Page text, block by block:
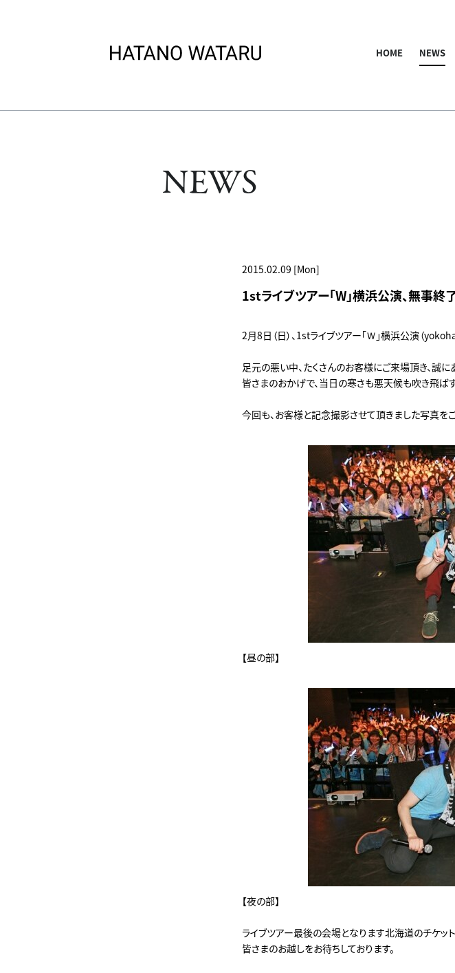
HOME NEWS
NEWS
2015.02.09 [Mon]
1stライブツアー「W」横浜公演、無事終
2月8日（日）、1stライブツアー「Ｗ」横浜公演（
足元の悪い中、たくさんのお客様にご来場頂き、誠に
皆さまのおかげで、当日の寒さも悪天候も吹き飛ばす
今回も、お客様と記念撮影させて頂きました写真を
【昼の部】
【夜の部】
ライブツアー最後の会場となります北海道のチケッ
皆さまのお越しをお待ちしております。